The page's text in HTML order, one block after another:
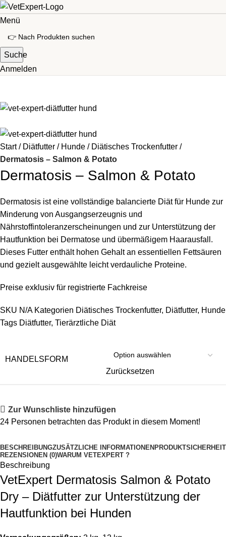
Menü
Suche
Anmelden
Start Diätfutter Hunde
Diätisches Trockenfutter
Dermatosis – Salmon & Potato
Dermatosis – Salmon & Potato
Dermatosis ist eine vollständige balancierte Diät für Hunde zur
Minderung von Ausgangserzeugnis und
Nährstoffintoleranzerscheinungen und zur Unterstützung der
Hautfunktion bei Dermatose und übermäßigem Haarausfall.
Dieses Futter enthält hohen Gehalt an essentiellen Fettsäuren
und gezielt ausgewählte leicht verdauliche Proteine.
Preise exklusiv für registrierte Fachkreise
SKU N/A Kategorien Diätisches Trockenfutter, Diätfutter, Hunde
Tags Diätfutter, Tierärztliche Diät
HANDELSFORM
Zurücksetzen
Zur Wunschliste hinzufügen
24 Personen betrachten das Produkt in diesem Moment!
BESCHREIBUNGZUSÄTZLICHE INFORMATIONEN PRODUKTSICHERHEIT
REZENSIONEN (0)WARUM VETEXPERT ?
Beschreibung
VetExpert Dermatosis Salmon & Potato
Dry – Diätfutter zur Unterstützung der
Hautfunktion bei Hunden